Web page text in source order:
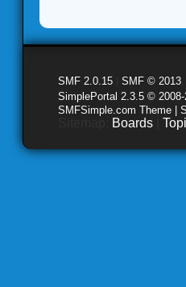
SMF 2.0.15 SMF © 2013
SimplePortal 2.3.5 ©
SMFSimple.com Theme |
Boards